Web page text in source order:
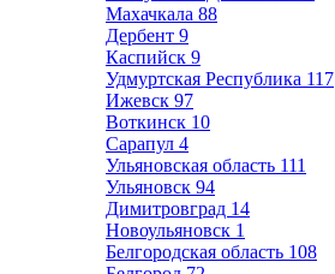
Махачкала 88
Дербент 9
Каспийск 9
Удмуртская Республика 117
Ижевск 97
Воткинск 10
Сарапул 4
Ульяновская область 111
Ульяновск 94
Димитровград 14
Новоульяновск 1
Белгородская область 108